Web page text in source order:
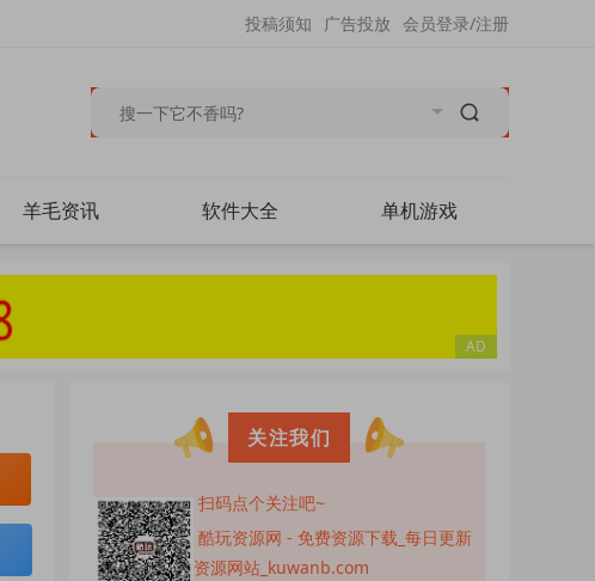
会员登录/注册
广告投放
投稿须知
羊毛资讯 软件大全 单机游戏
关注我们
扫码点个关注吧~
酷玩资源网 - 免费资源下载_每日更新
资源网站_kuwanb.com